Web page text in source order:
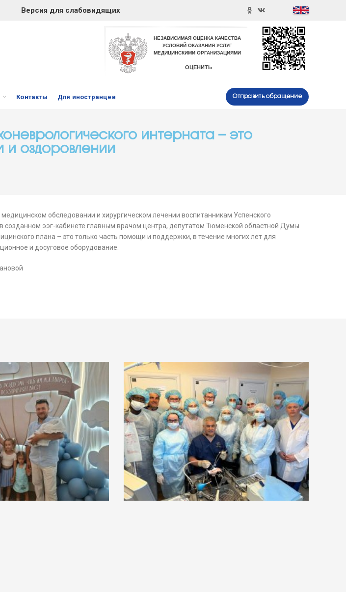
Версия для слабовидящих
Контакты Для иностранцев Отправить обращение
интерната – это
оздоровлении
обследовании и хирургическом лечении воспитанникам Успенского
созданном ээг-кабинете главным врачом центра, депутатом Тюменской областной Думы
плана – это только часть помощи и поддержки, в течение многих лет для
и досуговое оборудование.